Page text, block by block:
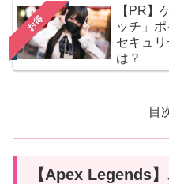
お得
【PR】
ッチ」
セキュ
は？
目
【Apex Legends